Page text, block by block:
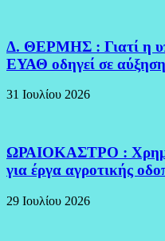
Δ. ΘΕΡΜΗΣ : Γιατί η
ΕΥΑΘ οδηγεί σε
31 Ιουλίου 2026
ΩΡΑΙΟΚΑΣΤΡΟ :
για έργα αγροτικής
29 Ιουλίου 2026